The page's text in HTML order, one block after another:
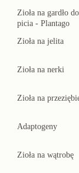
Zioła na gardło
picia - Plantago
Zioła na jelita
Zioła na nerki
Zioła na
Adaptogeny
Zioła na wątrobę